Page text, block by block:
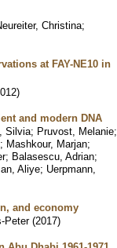
Christina;
at FAY-NE10 in
)
and modern DNA
Silvia; Pruvost, Melanie;
; Mashkour, Marjan;
; Balasescu, Adrian;
Aliye; Uerpmann,
and economy
Peter (2017)